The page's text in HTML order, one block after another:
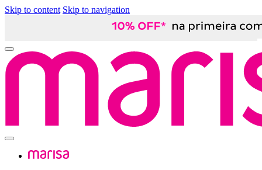
Skip to content Skip to navigation